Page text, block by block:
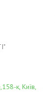
к, Київ,